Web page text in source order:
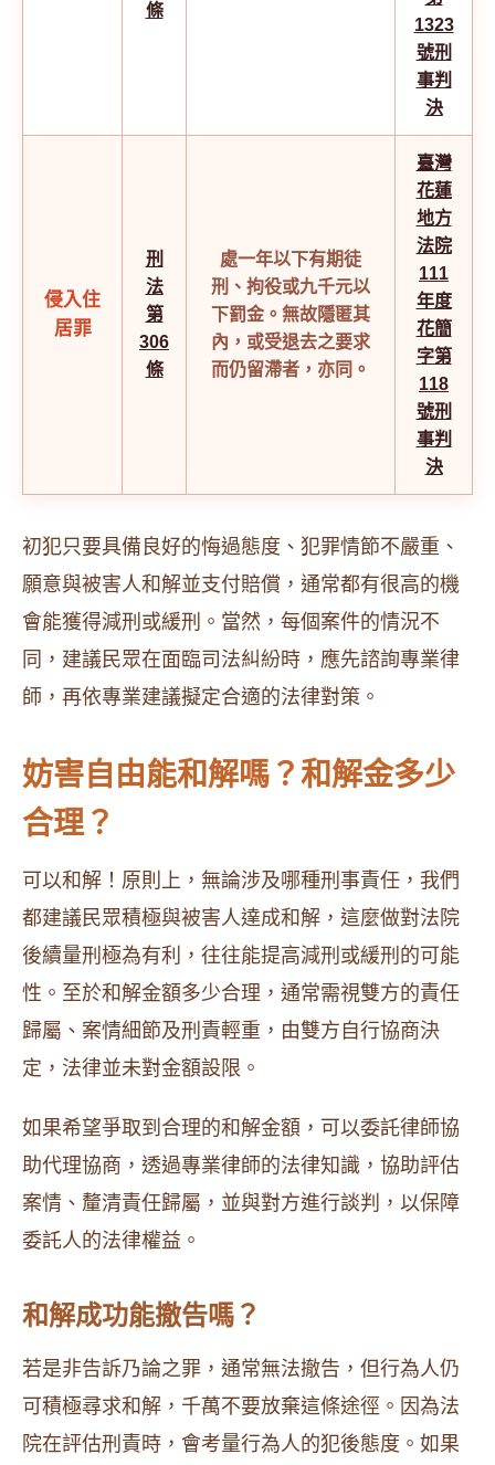
條
1323
號刑
事判
決
侵入住
居罪
刑
法
第
306
條
處一年以下有期徒
刑、拘役或九千元以
下罰金。無故隱匿其
內，或受退去之要求
而仍留滯者，亦同。
臺灣
花蓮
地方
法院
111
年度
花簡
字第
118
號刑
事判
決
初犯只要具備良好的悔過態度、犯罪情節不嚴重、
願意與被害人和解並支付賠償，通常都有很高的機
會能獲得減刑或緩刑。當然，每個案件的情況不
同，建議民眾在面臨司法糾紛時，應先諮詢專業律
師，再依專業建議擬定合適的法律對策。
妨害自由能和解嗎？和解金多少
合理？
可以和解！原則上，無論涉及哪種刑事責任，我們
都建議民眾積極與被害人達成和解，這麼做對法院
後續量刑極為有利，往往能提高減刑或緩刑的可能
性。至於和解金額多少合理，通常需視雙方的責任
歸屬、案情細節及刑責輕重，由雙方自行協商決
定，法律並未對金額設限。
如果希望爭取到合理的和解金額，可以委託律師協
助代理協商，透過專業律師的法律知識，協助評估
案情、釐清責任歸屬，並與對方進行談判，以保障
委託人的法律權益。
和解成功能撤告嗎？
若是非告訴乃論之罪，通常無法撤告，但行為人仍
可積極尋求和解，千萬不要放棄這條途徑。因為法
院在評估刑責時，會考量行為人的犯後態度。如果